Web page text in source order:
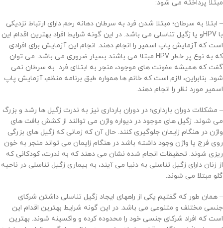
مبتلا پرداخته می شود:
– ابتلا به سرطان؛ مبتلا شدن فرد به سرطان دهانه رحم دارای ارتباط نزدیکی
با HPVو یا زگیل تناسلی می باشد. در این گونه شرایط افراد بهترین اقدام این
است که آزمایش پاپ اسمیر را انجام دهند. انجام این آزمایش برای افرادی
که به نوع پر خطر HPV مبتلا می باشند بسیار ضروری می باشد. می توان
گفت که همیشه عفونت های موجود، منجر به ابتلای فرد به سرطان نمی
شود. بنابراین، لازم است که خانم ها همواره طبق برنامه منظم، آزمایش پاپ
اسمیر مورد نظر را انجام دهند.
– مشکلات دوران بارداری؛ در دوران بارداری نیز به ندرت زگیل ها رشد و بزرگ
می شوند. زگیل های موجود در دیواره واژن می توانند از کشش بافت های
واژن در هنگام زایمان جلوگیری کنند. حال آن که زمانی که زگیل های بزرگی
روی فرج یا واژن وجود داشته باشد در هنگام زایمان می تواند منجر به خون
ریزی شوند. تحقیقات انجام شده نشان می دهند که به ندرت، کودکانی که
از زنان دارای زگیل تناسلی به دنیا می آیند، به بیماری زگیل تناسلی در ناحیه
گلو مبتلا می شوند.
– همان طور که گفتیم یکی از راههای ایجاد زگیل تناسلی داشتن شرکای
جنسی مختلف و متنوعی می باشد. در این گونه شرایط بهترین اقدام این
است که افراد شرکای جنسی خود را محدوده کرده و واکسینه شوند. بهترین